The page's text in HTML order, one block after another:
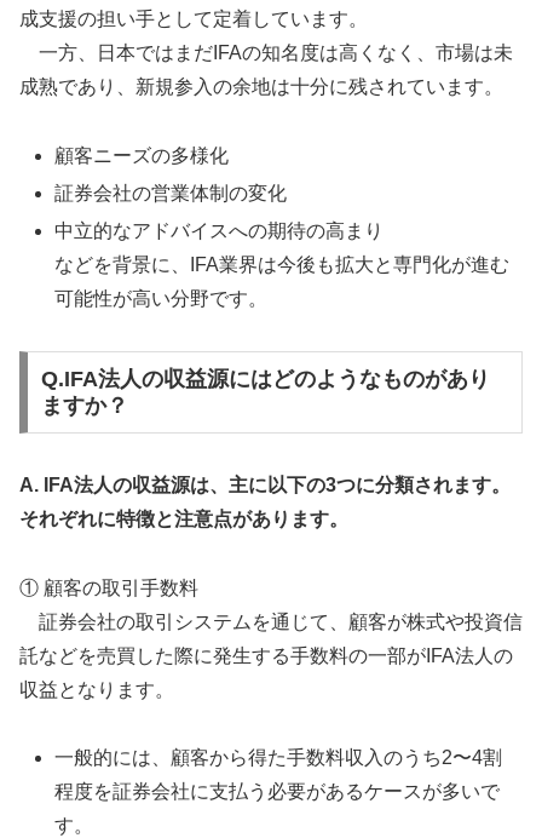
成支援の担い手として定着しています。
一方、日本ではまだIFAの知名度は高くなく、市場は未
成熟であり、新規参入の余地は十分に残されています。
顧客ニーズの多様化
証券会社の営業体制の変化
中立的なアドバイスへの期待の高まり
などを背景に、IFA業界は今後も拡大と専門化が進む
可能性が高い分野です。
Q.IFA法人の収益源にはどのようなものがあり
ますか？
A. IFA法人の収益源は、主に以下の3つに分類されます。
それぞれに特徴と注意点があります。
① 顧客の取引手数料
証券会社の取引システムを通じて、顧客が株式や投資信
託などを売買した際に発生する手数料の一部がIFA法人の
収益となります。
一般的には、顧客から得た手数料収入のうち2〜4割
程度を証券会社に支払う必要があるケースが多いで
す。